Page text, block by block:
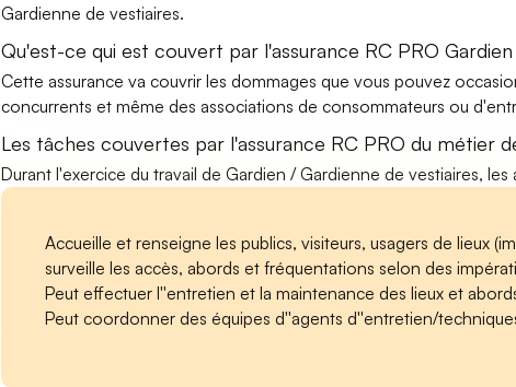
Gardienne de vestiaires.
Qu'est-ce qui est couvert par l'assurance RC PRO
Cette assurance va couvrir les dommages que vous pouvez
concurrents et même des associations de consommateurs ou
Les tâches couvertes par l'assurance RC PRO du métier
Durant l'exercice du travail de Gardien / Gardienne de vestiaires,
Accueille et renseigne les publics, visiteurs, usagers de lieux
surveille les accès, abords et fréquentations selon des
Peut effectuer l''entretien et la maintenance des lieux et
Peut coordonner des équipes d''agents d''entretien/